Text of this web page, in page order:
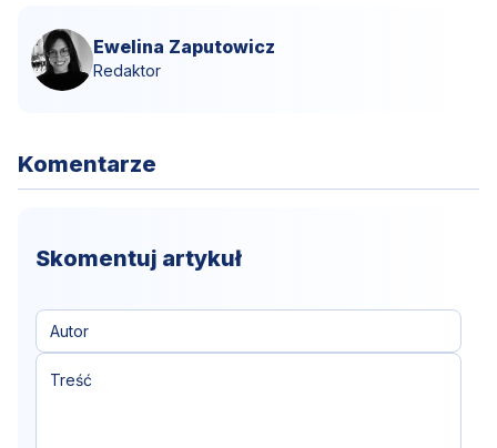
Ewelina Zaputowicz
Redaktor
Komentarze
Skomentuj artykuł